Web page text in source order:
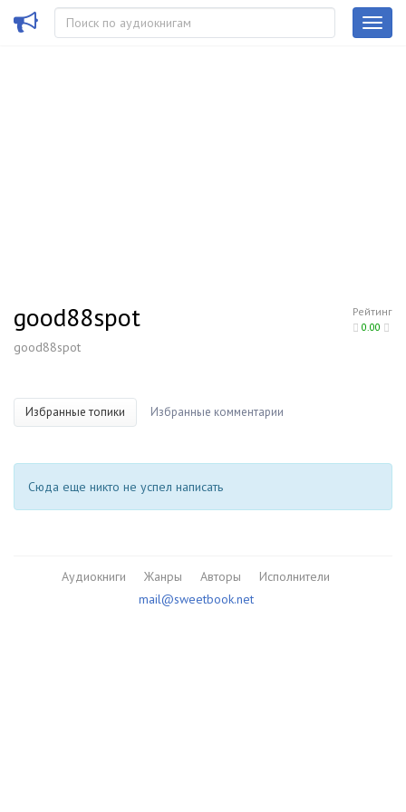
Рейтинг
0.00
good88spot
good88spot
Избранные топики Избранные комментарии
Сюда еще никто не успел написать
Аудиокниги Жанры Авторы
Исполнители
mail@sweetbook.net